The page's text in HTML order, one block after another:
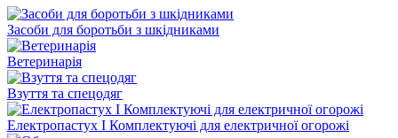
Засоби для боротьби з шкідниками
Ветеринарія
Взуття та спецодяг
Електропастух І Комплектуючі для електричної огорожі